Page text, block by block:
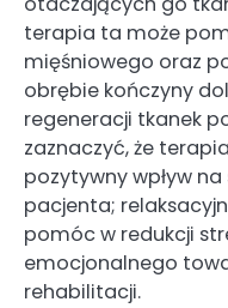
terapia ta może
mięśniowego oraz
obrębie kończyny
regeneracji tkanek
zaznaczyć, że
pozytywny wpływ
pacjenta;
pomóc w redukcji
emocjonalnego
rehabilitacji.